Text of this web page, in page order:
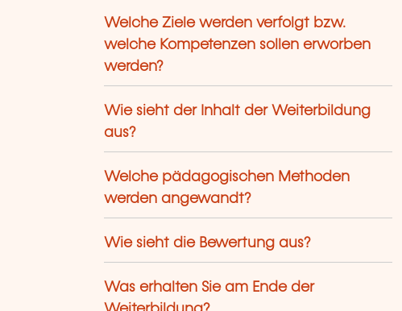
Welche Ziele werden verfolgt bzw.
welche Kompetenzen sollen erworben
werden?
Wie sieht der Inhalt der Weiterbildung
aus?
Welche pädagogischen Methoden
werden angewandt?
Wie sieht die Bewertung aus?
Was erhalten Sie am Ende der